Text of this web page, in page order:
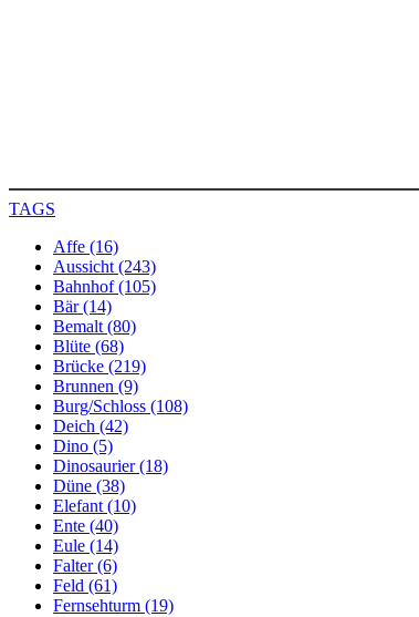
TAGS
Affe (16)
Aussicht (243)
Bahnhof (105)
Bär (14)
Bemalt (80)
Blüte (68)
Brücke (219)
Brunnen (9)
Burg/Schloss (108)
Deich (42)
Dino (5)
Dinosaurier (18)
Düne (38)
Elefant (10)
Ente (40)
Eule (14)
Falter (6)
Feld (61)
Fernsehturm (19)